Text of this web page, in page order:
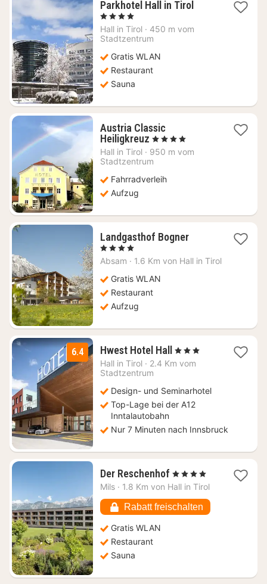
Parkhotel Hall in Tirol1
ab
, 4 Sterne
Hall in Tirol · 450 m vom
Stadtzentrum
Gratis WLAN
Restaurant
Sauna
Austria Classic
Heiligkreuz 1
Nacht
ab
€
, 4 Sterne
Hall in Tirol · 950 m vom
Stadtzentrum
Fahrradverleih
Aufzug
Landgasthof Bogner1
ab
, 4 Sterne
Absam · 1.6 Km von Hall in Tirol
Gratis WLAN
Restaurant
Aufzug
6.4 Hwest Hotel Hall
1
Nacht
€
, 3 Sterne
Hall in Tirol · 2.4 Km vom
Stadtzentrum
Design- und Seminarhotel
Top-Lage bei der A12
Inntalautobahn
Nur 7 Minuten nach Innsbruck
Der Reschenhof 1
Nacht
102,79
€
, 4 Sterne
Mils · 1.8 Km von Hall in Tirol
Rabatt freischalten
Gratis WLAN
Restaurant
Sauna